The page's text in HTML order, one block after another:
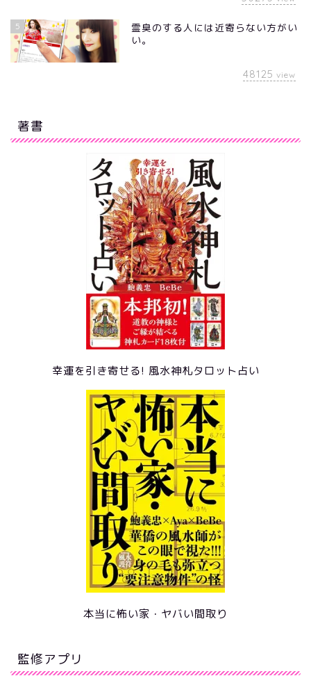
5
霊臭のする人には近寄らない方がい
い。
48125 view
著書
幸運を引き寄せる! 風水神札タロット占い
本当に怖い家・ヤバい間取り
監修アプリ